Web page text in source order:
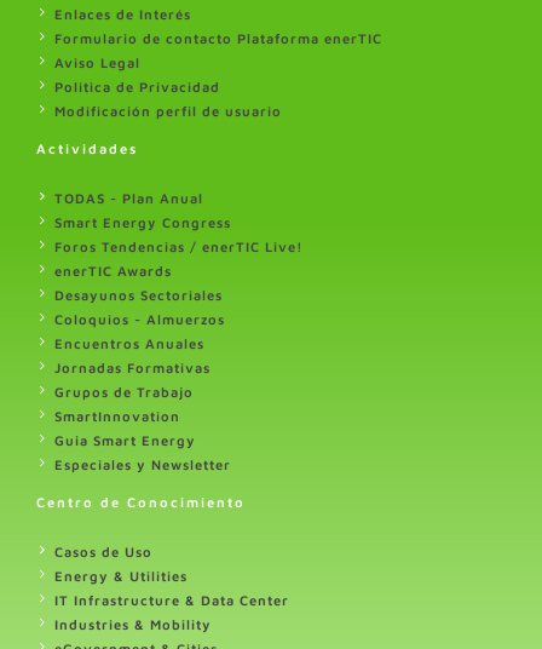
Enlaces de Interés
Formulario de contacto Plataforma enerTIC
Aviso Legal
Politica de Privacidad
Modificación perfil de usuario
Actividades
TODAS - Plan Anual
Smart Energy Congress
Foros Tendencias / enerTIC Live!
enerTIC Awards
Desayunos Sectoriales
Coloquios - Almuerzos
Encuentros Anuales
Jornadas Formativas
Grupos de Trabajo
SmartInnovation
Guia Smart Energy
Especiales y Newsletter
Centro de Conocimiento
Casos de Uso
Energy & Utilities
IT Infrastructure & Data Center
Industries & Mobility